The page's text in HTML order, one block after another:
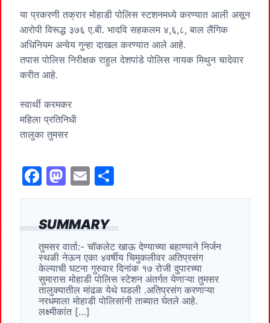
SUMMARY
तुमसर वार्ता:- चॉकलेट खाऊ देण्याच्या बहाण्याने निर्जन
स्थळी नेऊन एका ४वर्षीय चिमुकलीवर अतिप्रसंग
केल्याची घटना गुरुवार दिनांक १७ रोजी दुपारच्या
सुमारास मोहाडी पोलिस स्टेशन अंतर्गत येणाऱ्या तुमसर
तालुक्यातील मांढळ येथे घडली .अतिप्रसंग करणाऱ्या
नरधमाला मोहाडी पोलिसांनी ताब्यात घेतले आहे.
लक्ष्मीकांत […]
या प्रकरणी तक्रार मोहाडी पोलिस स्टशनमध्ये करण्यात आली असून
आरोपी विरूद्ध ३७६ ए.बी. भादवि सहकलम ४,६,८, बाल लैंगिक
अधिनियम अन्वेय गुन्हा दाखल करण्यात आले आहे.
तपास पोलिस निरीक्षक राहुल देशपांडे पोलिस नायक मिथुन चादेवार
करीत आहे.
स्वार्थी करमकर
महिला प्रतिनिधी
तालुका तुमसर
F
a
c
e
b
o
o
k
M
a
st
o
d
o
n
E
m
ai
l
h